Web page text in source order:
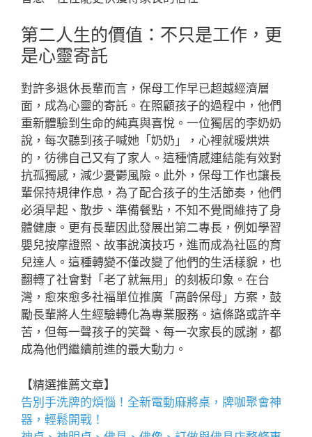
第二人生的價值：不只是工作，更
是心靈寄託
對許多退休長輩而言，保母工作早已超越經濟層
面，成為心靈的寄託。在照顧孩子的過程中，他們
重新體驗到生命的純真與喜悅。一位獨居的李奶奶
說，每次聽到孩子喊她「奶奶」，心裡就暖烘烘
的，彷彿自己又有了家人。這種情感連結能有效對
抗孤獨感，減少憂鬱風險。此外，保母工作也讓長
輩保持規律作息，為了配合孩子的生活節奏，他們
必須早起、散步、準備餐點，不知不覺間維持了身
體健康。更有長輩因此發展出第二專長，例如學習
嬰兒按摩證照、故事說演技巧，進而成為社區的育
兒達人。這種轉變不僅改變了他們的生活樣貌，也
翻轉了社會對「老了就無用」的刻板印象。在台
灣，愈來愈多社福單位推廣「高齡保母」方案，鼓
勵長輩將人生經驗轉化為專業服務。這條路或許辛
苦，但每一聲孩子的笑聲、每一次家長的感謝，都
成為他們繼續前進的最大動力。
【精選推薦文章】
告別手洗牌的煩惱！全新電動麻將桌 ，牌咖聚會神
器，輕鬆開戰！